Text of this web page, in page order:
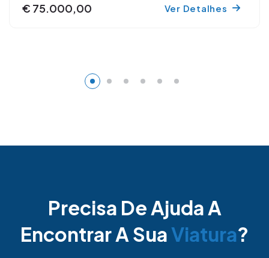
€ 75.000,00 Ver Detalhes
Precisa De Ajuda A
Encontrar A SuaViatura?